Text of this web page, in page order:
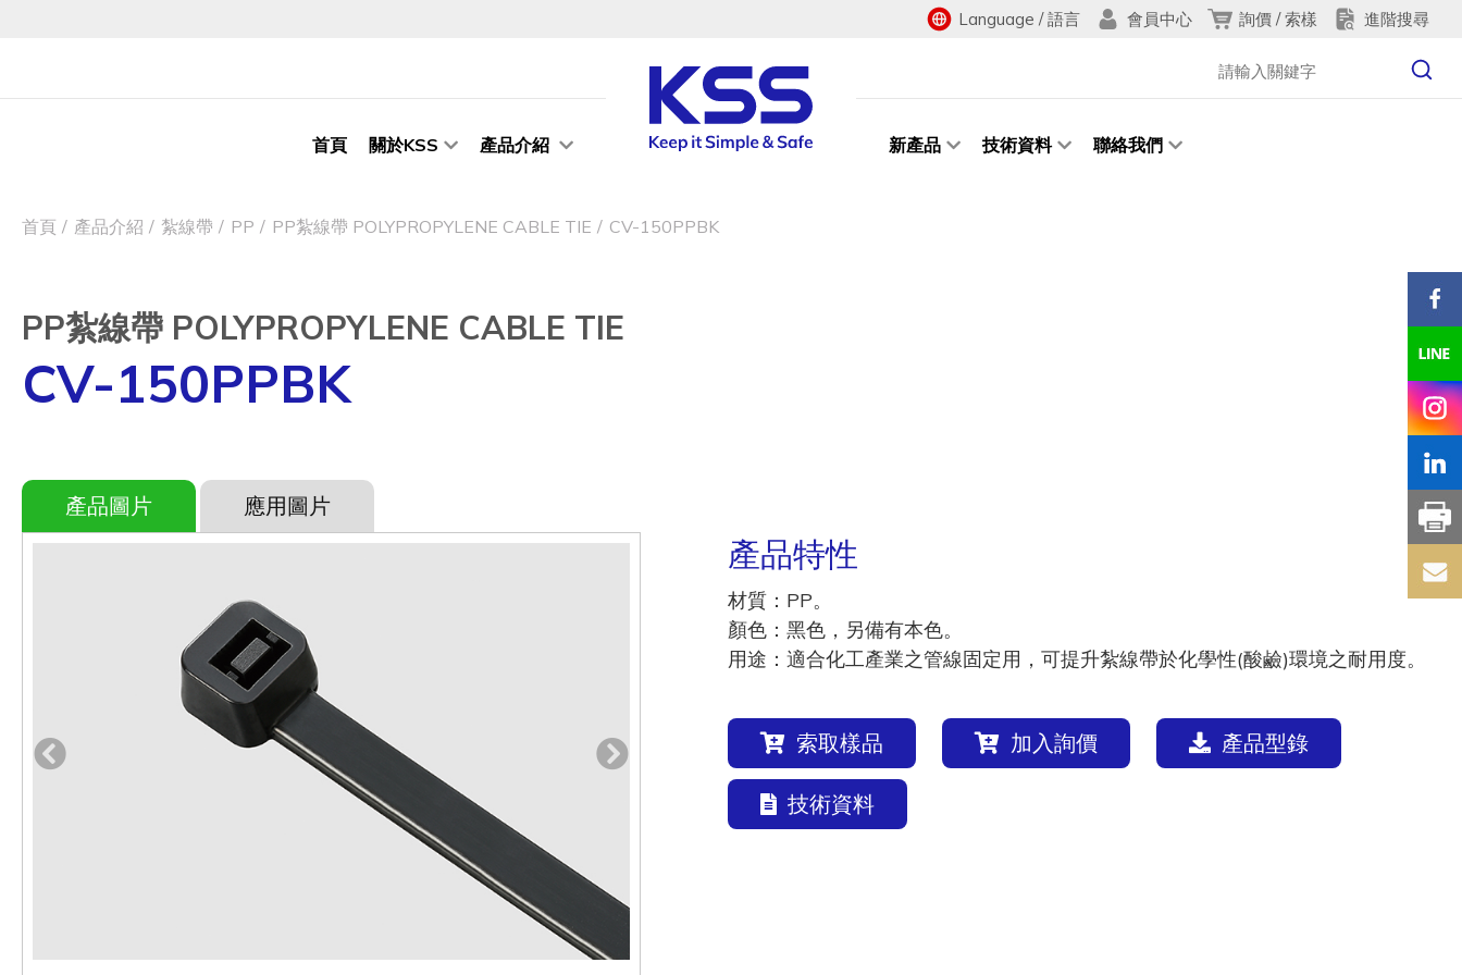
Language / 語言 會員中心 詢價 / 索樣 進階搜尋
首頁 關於KSS 產品介紹 新產品 技術資料 聯絡我們
首頁 產品介紹 紮線帶 PP PP紮線帶 POLYPROPYLENE CABLE TIE CV-150PPBK
PP紮線帶 POLYPROPYLENE CABLE TIE
CV-150PPBK
產品圖片 應用圖片
產品特性
材質：PP。
顏色：黑色，另備有本色。
用途：適合化工產業之管線固定用，可提升紮線帶於化學性(酸鹼)環境之耐用度。
索取樣品 加入詢價 產品型錄
技術資料